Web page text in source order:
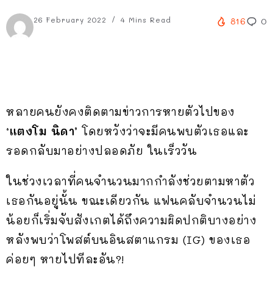
26 February 2022 4 Mins Read 816 0
หลายคนยังคงติดตามข่าวการหายตัวไปของ
‘แตงโม นิดา’ โดยหวังว่าจะมีคนพบตัวเธอและ
รอดกลับมาอย่างปลอดภัย ในเร็ววัน
ในช่วงเวลาที่คนจำนวนมากกำลังช่วยตามหาตัว
เธอกันอยู่นั้น ขณะเดียวกัน แฟนคลับจำนวนไม่
น้อยก็เริ่มจับสังเกตได้ถึงความผิดปกติบางอย่าง
หลังพบว่าโพสต์บนอินสตาแกรม (IG) ของเธอ
ค่อยๆ หายไปทีละอัน?!